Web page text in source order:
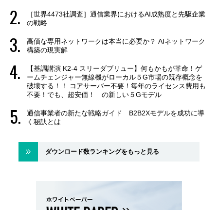
［世界4473社調査］通信業界におけるAI成熟度と先駆企業
の戦略
高価な専用ネットワークは本当に必要か？ AIネットワーク
構築の現実解
【基調講演 K2-4 スリーダブリュー】何もかもが革命！ゲ
ームチェンジャー無線機がローカル５G市場の既存概念を
破壊する！！ コアサーバー不要！毎年のライセンス費用も
不要！でも、超安価！ の新しい５Gモデル
通信事業者の新たな戦略ガイド B2B2Xモデルを成功に導
く秘訣とは
ダウンロード数ランキングをもっと見る